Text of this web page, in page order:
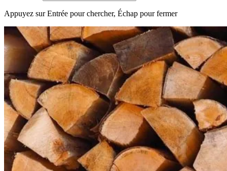
Appuyez sur Entrée pour chercher, Échap pour fermer